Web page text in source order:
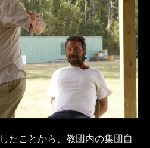
たことから、教団内の集団自